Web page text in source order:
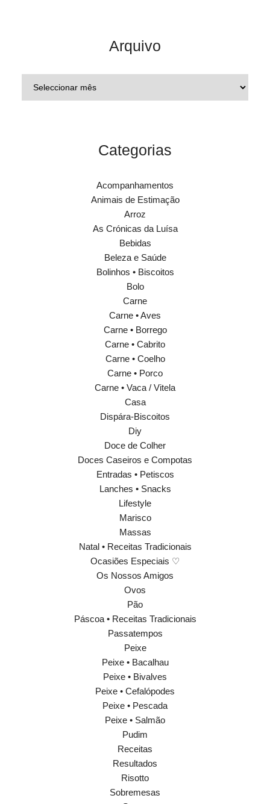
Arquivo
Categorias
Acompanhamentos
Animais de Estimação
Arroz
As Crónicas da Luísa
Bebidas
Beleza e Saúde
Bolinhos • Biscoitos
Bolo
Carne
Carne • Aves
Carne • Borrego
Carne • Cabrito
Carne • Coelho
Carne • Porco
Carne • Vaca / Vitela
Casa
Dispára-Biscoitos
Diy
Doce de Colher
Doces Caseiros e Compotas
Entradas • Petiscos
Lanches • Snacks
Lifestyle
Marisco
Massas
Natal • Receitas Tradicionais
Ocasiões Especiais ♡
Os Nossos Amigos
Ovos
Pão
Páscoa • Receitas Tradicionais
Passatempos
Peixe
Peixe • Bacalhau
Peixe • Bivalves
Peixe • Cefalópodes
Peixe • Pescada
Peixe • Salmão
Pudim
Receitas
Resultados
Risotto
Sobremesas